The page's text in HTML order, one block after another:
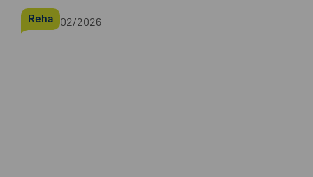
entwickelt Spiele für mehr Gemeinschaftsgefühl.
Reha 02/2026